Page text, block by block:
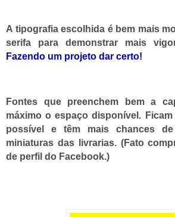
A tipografia escolhida é bem mais
serifa para demonstrar mais
Fazendo um projeto dar certo!
Fontes que preenchem bem a
máximo o espaço disponível.
possível e têm mais chances
miniaturas das livrarias. (Fato
de perfil do Facebook.)